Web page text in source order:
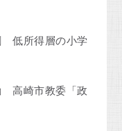
低所得層の小学
高崎市教委「政